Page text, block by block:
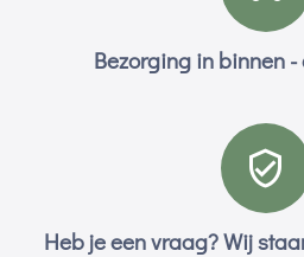
Bezorging in binnen
Heb je een vraag? Wij